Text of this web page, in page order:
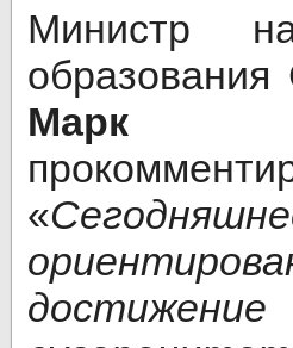
Министр
образования
Марк
«
достижение